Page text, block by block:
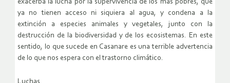
exacerba la lucha por la supervivencia de los más pobres, que
ya no tienen acceso ni siquiera al agua, y condena a la
extinción a especies animales y vegetales, junto con la
destrucción de la biodiversidad y de los ecosistemas. En este
sentido, lo que sucede en Casanare es una terrible advertencia
de lo que nos espera con el trastorno climático.